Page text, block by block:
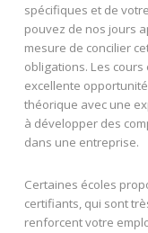
spécifiques et de
pouvez de nos jours
mesure de concilier
obligations. Les
excellente
théorique avec une
à développer des
dans une entreprise.
Certaines écoles
certifiants, qui sont
renforcent votre